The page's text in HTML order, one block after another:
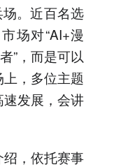
。近百名选
场对“AI+漫
”，而是可以
，多位主题
发展，会讲
，依托赛事